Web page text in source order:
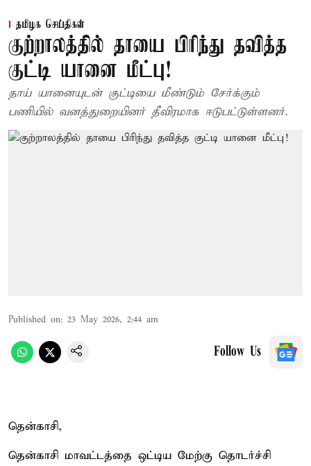
தமிழக செய்திகள்
குற்றாலத்தில் தாயை பிரிந்து தவித்த
குட்டி யானை மீட்பு!
தாய் யானையுடன் குட்டியை மீண்டும் சேர்க்கும்
பணியில் வனத்துறையினர் தீவிரமாக ஈடுபட்டுள்ளனர்.
Published on: 23 May 2026, 2:44 am
Follow Us
தென்காசி,
தென்காசி மாவட்டத்தை ஒட்டிய மேற்கு தொடர்ச்சி